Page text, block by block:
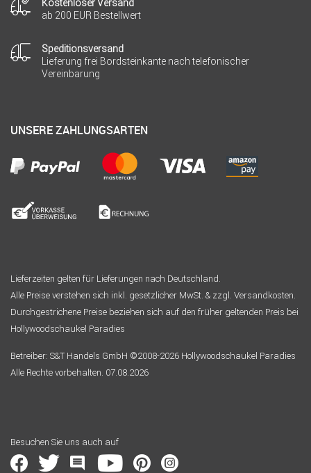
Kostenloser Versand
ab 200 EUR Bestellwert
Speditionsversand
Lieferung frei Bordsteinkante nach telefonischer
Vereinbarung
UNSERE ZAHLUNGSARTEN
Lieferzeiten gelten für Lieferungen nach Deutschland.
Alle Preise verstehen sich inkl. gesetzlicher MwSt. & zzgl. Versandkosten.
Durchgestrichene Preise beziehen sich auf den früher geltenden Preis bei
Hollywoodschaukel Paradies
Betreiber: S&T Handels GmbH ©2008-2026 Hollywoodschaukel Paradies
Alle Rechte vorbehalten. 07.08.2026
Besuchen Sie uns auch auf